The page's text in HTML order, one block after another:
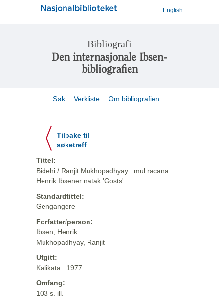
English
Bibliografi
Den internasjonale Ibsen-
bibliografien
Søk Verkliste Om bibliografien
Tilbake til
søketreff
Tittel:
Bidehi / Ranjit Mukhopadhyay ; mul racana:
Henrik Ibsener natak 'Gosts'
Standardtittel:
Gengangere
Forfatter/person:
Ibsen, Henrik
Mukhopadhyay, Ranjit
Utgitt:
Kalikata : 1977
Omfang:
103 s. ill.